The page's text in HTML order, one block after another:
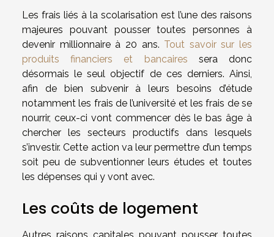
Les frais liés à la scolarisation est l’une des raisons
majeures pouvant pousser toutes personnes à
devenir millionnaire à 20 ans. Tout savoir sur les
produits financiers et bancaires sera donc
désormais le seul objectif de ces derniers. Ainsi,
afin de bien subvenir à leurs besoins d’étude
notamment les frais de l’université et les frais de se
nourrir, ceux-ci vont commencer dès le bas âge à
chercher les secteurs productifs dans lesquels
s’investir. Cette action va leur permettre d’un temps
soit peu de subventionner leurs études et toutes
les dépenses qui y vont avec.
Les coûts de logement